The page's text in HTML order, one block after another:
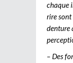
chaque
rire sont
denture
– Des